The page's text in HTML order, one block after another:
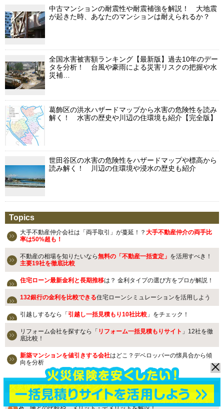
中古マンションの耐震性や耐震補強を解説！ 大地震
が起きた時、あなたのマンションは耐えられるか？
全国水害被害額ランキング【最新版】過去10年のデー
タを分析！ 台風や豪雨による災害リスクの把握や水
災補…
葛飾区の洪水ハザードマップから水害の危険性を読み
解く！ 水害の歴史や川辺の住環境も紹介【完全版】
世田谷区の水害の危険性をハザードマップや標高から
読み解く！ 川辺の住環境や浸水の歴史も紹介
Topics
大手不動産仲介会社は「両手取引」が蔓延！？ 大手不動産仲介の両手比
率は50%超も！
不動産の相場を知りたいなら無料の「不動産一括査定」 を活用すべき！
主要19社を徹底比較
住宅ローン最新金利と長期推移は？ 金利タイプの選び方をプロが解説！
132銀行の金利を比較できる住宅ローンシミュレーションを活用しよう
引越しするなら「 引越し一括見積もり10社比較 」をチェック！
リフォーム会社を探すなら「 リフォーム一括見積もりサイト 」12社を徹
底比較！
新築マンションを値引きする会社はどこ？デベロッパーの懐具合から傾
向を分析
火災保険アクセスランキング
こくみん共済 coop（全労済）「住まいる共済」とは？民間の火災保